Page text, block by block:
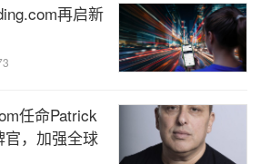
再启新
任命Patrick
，加强全球